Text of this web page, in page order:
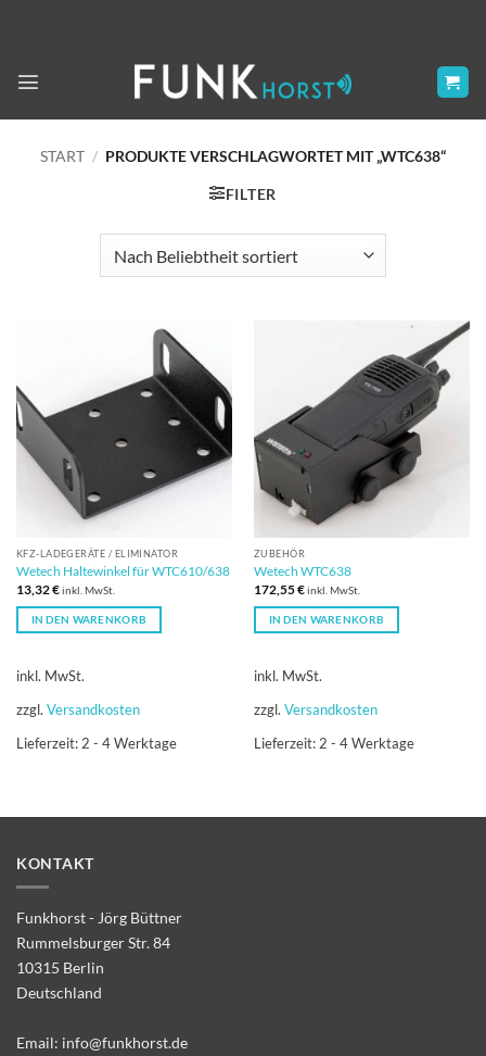
START / PRODUKTE VERSCHLAGWORTET MIT „WTC638“
FILTER
KFZ-LADEGERÄT​​E / ELIMINATOR
Wetech Haltewinkel für WTC610/638
13,32€inkl. MwSt.
IN DEN WARENKORB
inkl. MwSt.
zzgl. Versandkosten
Lieferzeit: 2 - 4 Werktage
ZUBEHÖR
Wetech WTC638
172,55€inkl. MwSt.
IN DEN WARENKORB
inkl. MwSt.
zzgl. Versandkosten
Lieferzeit: 2 - 4 Werktage
KONTAKT
Funkhorst - Jörg Büttner
Rummelsburger Str. 84
10315 Berlin
Deutschland
Email: info@funkhorst.de